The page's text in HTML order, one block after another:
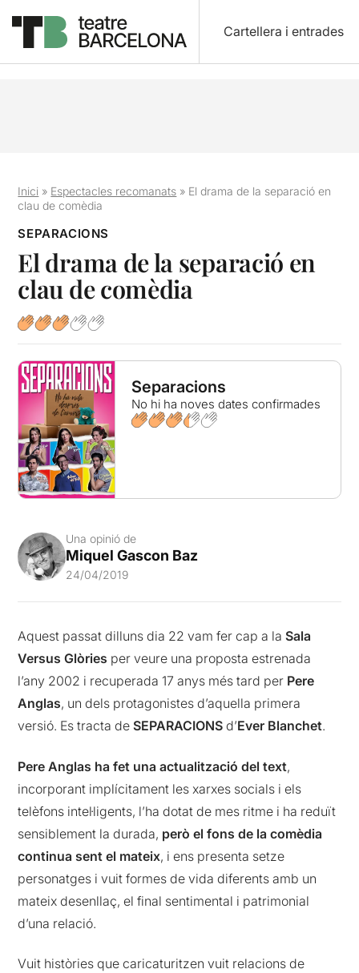
Cartellera i entrades
Inici » Espectacles recomanats » El drama de la separació en
clau de comèdia
SEPARACIONS
El drama de la separació en
clau de comèdia
Separacions
No hi ha noves dates confirmades
Una opinió de
Miquel Gascon Baz
24/04/2019
Aquest passat dilluns dia 22 vam fer cap a laSala
Versus Glòries per veure una proposta estrenada
l’any 2002 i recuperada 17 anys més tard per Pere
Anglas, un dels protagonistes d’aquella primera
versió. Es tracta deSEPARACIONS d’Ever Blanchet.
Pere Anglas ha fet una actualització del text,
incorporant implícitament les xarxes socials i els
telèfons intel·ligents, l’ha dotat de mes ritme i ha reduït
sensiblement la durada, però el fons de la comèdia
continua sent el mateix, i ens presenta setze
personatges i vuit formes de vida diferents amb un
mateix desenllaç, el final sentimental i patrimonial
d’una relació.
Vuit històries que caricaturitzen vuit relacions de